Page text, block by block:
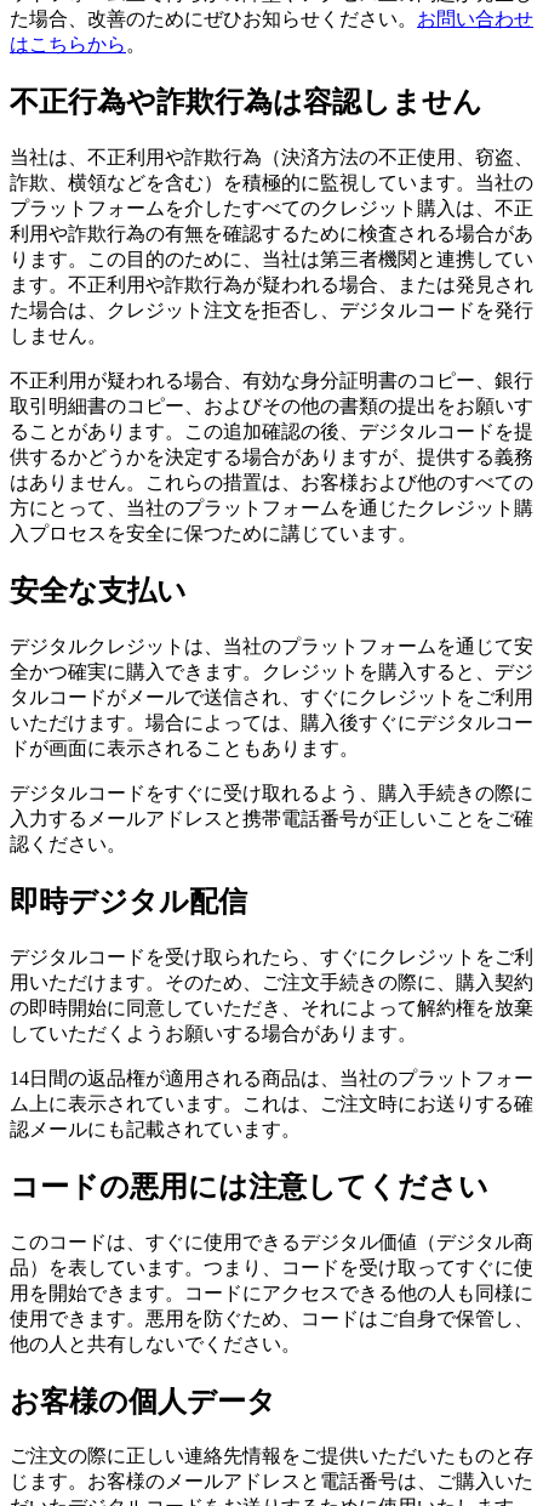
た場合、改善のためにぜひお知らせください。 お問い合わせ
はこちらから 。
不正行為や詐欺行為は容認しません
当社は、不正利用や詐欺行為（決済方法の不正使用、窃盗、
詐欺、横領などを含む）を積極的に監視しています。当社の
プラットフォームを介したすべてのクレジット購入は、不正
利用や詐欺行為の有無を確認するために検査される場合があ
ります。この目的のために、当社は第三者機関と連携してい
ます。不正利用や詐欺行為が疑われる場合、または発見され
た場合は、クレジット注文を拒否し、デジタルコードを発行
しません。
不正利用が疑われる場合、有効な身分証明書のコピー、銀行
取引明細書のコピー、およびその他の書類の提出をお願いす
ることがあります。この追加確認の後、デジタルコードを提
供するかどうかを決定する場合がありますが、提供する義務
はありません。これらの措置は、お客様および他のすべての
方にとって、当社のプラットフォームを通じたクレジット購
入プロセスを安全に保つために講じています。
安全な支払い
デジタルクレジットは、当社のプラットフォームを通じて安
全かつ確実に購入できます。クレジットを購入すると、デジ
タルコードがメールで送信され、すぐにクレジットをご利用
いただけます。場合によっては、購入後すぐにデジタルコー
ドが画面に表示されることもあります。
デジタルコードをすぐに受け取れるよう、購入手続きの際に
入力するメールアドレスと携帯電話番号が正しいことをご確
認ください。
即時デジタル配信
デジタルコードを受け取られたら、すぐにクレジットをご利
用いただけます。そのため、ご注文手続きの際に、購入契約
の即時開始に同意していただき、それによって解約権を放棄
していただくようお願いする場合があります。
14日間の返品権が適用される商品は、当社のプラットフォー
ム上に表示されています。これは、ご注文時にお送りする確
認メールにも記載されています。
コードの悪用には注意してください
このコードは、すぐに使用できるデジタル価値（デジタル商
品）を表しています。つまり、コードを受け取ってすぐに使
用を開始できます。コードにアクセスできる他の人も同様に
使用できます。悪用を防ぐため、コードはご自身で保管し、
他の人と共有しないでください。
お客様の個人データ
ご注文の際に正しい連絡先情報をご提供いただいたものと存
じます。お客様のメールアドレスと電話番号は、ご購入いた